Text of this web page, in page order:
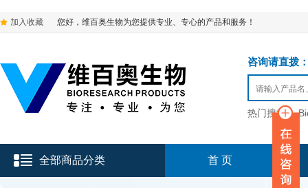
加入收藏 您好，维百奥生物为您提供专业、专心的产品和服务！
咨询请直拨
热门搜索：
全部商品分类 首 页